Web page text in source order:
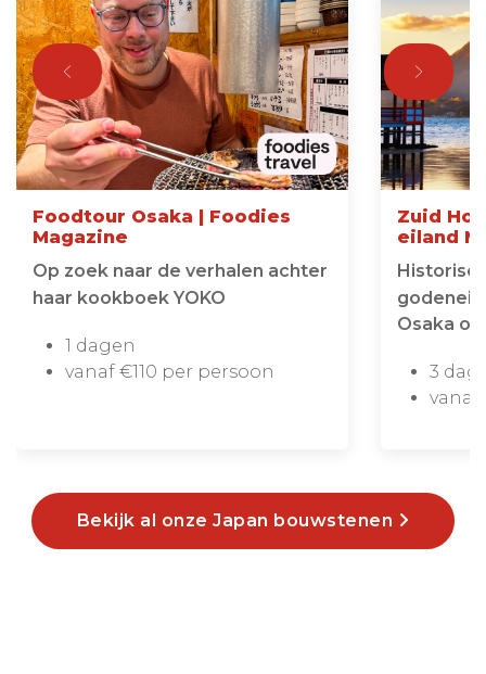
Foodtour Osaka | Foodies
Magazine
Op zoek naar de verhalen achter
haar kookboek YOKO
1 dagen
vanaf €110 per persoon
Zuid
eiland
Osaka of
3
vanaf
Bekijk al onze Japan bouwstenen